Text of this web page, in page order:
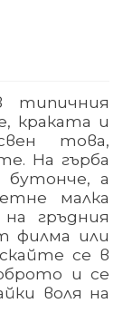
типичния
краката и
това,
На гърба
а
малка
гръдния
филма или
се в
и се
воля на